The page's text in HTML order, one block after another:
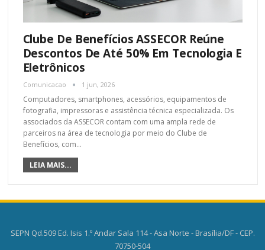
Clube De Benefícios ASSECOR Reúne
Descontos De Até 50% Em Tecnologia E
Eletrônicos
Comunicacao 1 jun, 2026
Computadores, smartphones, acessórios, equipamentos de
fotografia, impressoras e assistência técnica especializada. Os
associados da ASSECOR contam com uma ampla rede de
parceiros na área de tecnologia por meio do Clube de
Benefícios, com…
LEIA MAIS...
SEPN Qd.509 Ed. Isis 1.º Andar Sala 114 - Asa Norte - Brasília/DF - CEP.
70750-504